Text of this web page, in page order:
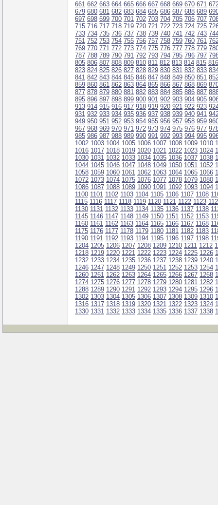
661 662 663 664 665 666 667 668 669 670 671
679 680 681 682 683 684 685 686 687 688 689
697 698 699 700 701 702 703 704 705 706 707
715 716 717 718 719 720 721 722 723 724 725
733 734 735 736 737 738 739 740 741 742 743
751 752 753 754 755 756 757 758 759 760 761
769 770 771 772 773 774 775 776 777 778 779
787 788 789 790 791 792 793 794 795 796 797
805 806 807 808 809 810 811 812 813 814 815 816
823 824 825 826 827 828 829 830 831 832 833
841 842 843 844 845 846 847 848 849 850 851
859 860 861 862 863 864 865 866 867 868 869
877 878 879 880 881 882 883 884 885 886 887
895 896 897 898 899 900 901 902 903 904 905
913 914 915 916 917 918 919 920 921 922 923
931 932 933 934 935 936 937 938 939 940 941
949 950 951 952 953 954 955 956 957 958 959
967 968 969 970 971 972 973 974 975 976 977
985 986 987 988 989 990 991 992 993 994 995
1002 1003 1004 1005 1006 1007 1008 1009 1010
1016 1017 1018 1019 1020 1021 1022 1023 1024
1030 1031 1032 1033 1034 1035 1036 1037 1038
1044 1045 1046 1047 1048 1049 1050 1051 1052
1058 1059 1060 1061 1062 1063 1064 1065 1066
1072 1073 1074 1075 1076 1077 1078 1079 1080
1086 1087 1088 1089 1090 1091 1092 1093 1094
1100 1101 1102 1103 1104 1105 1106 1107 1108
1115 1116 1117 1118 1119 1120 1121 1122 1123
1130 1131 1132 1133 1134 1135 1136 1137 1138
1145 1146 1147 1148 1149 1150 1151 1152 1153
1160 1161 1162 1163 1164 1165 1166 1167 1168
1175 1176 1177 1178 1179 1180 1181 1182 1183
1190 1191 1192 1193 1194 1195 1196 1197 1198
1204 1205 1206 1207 1208 1209 1210 1211 1212
1218 1219 1220 1221 1222 1223 1224 1225 1226
1232 1233 1234 1235 1236 1237 1238 1239 1240
1246 1247 1248 1249 1250 1251 1252 1253 1254
1260 1261 1262 1263 1264 1265 1266 1267 1268
1274 1275 1276 1277 1278 1279 1280 1281 1282
1288 1289 1290 1291 1292 1293 1294 1295 1296
1302 1303 1304 1305 1306 1307 1308 1309 1310
1316 1317 1318 1319 1320 1321 1322 1323 1324
1330 1331 1332 1333 1334 1335 1336 1337 1338